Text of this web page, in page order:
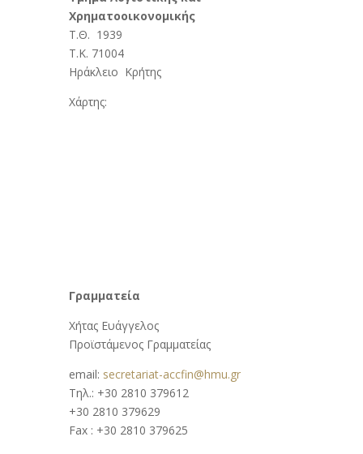
Χρηματοοικονομικής
Τ.Θ. 1939
Τ.Κ. 71004
Ηράκλειο Κρήτης
Χάρτης:
Γραμματεία
Χήτας Ευάγγελος
Προϊστάμενος Γραμματείας
email: secretariat-accfin@hmu.gr
Τηλ.: +30 2810 379612
+30 2810 379629
Fax : +30 2810 379625